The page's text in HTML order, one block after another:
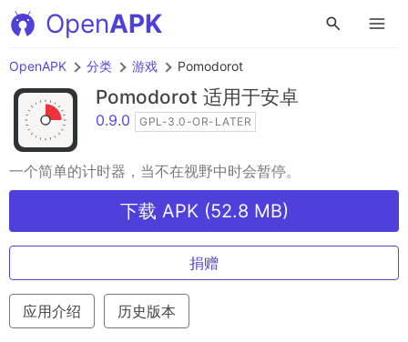
OpenAPK
OpenAPK 分类 游戏 Pomodorot
Pomodorot 适用于安卓
0.9.0 GPL-3.0-OR-LATER
一个简单的计时器，当不在视野中时会暂停。
下载 APK (52.8 MB)
捐赠
应用介绍 历史版本